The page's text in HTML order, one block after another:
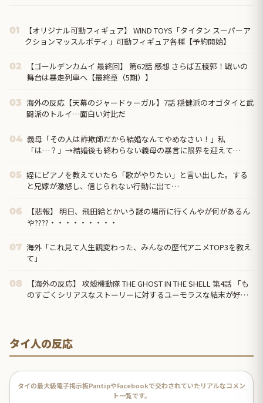
01
【オリジナル可動フィギュア】 WIND TOYS「タイタン スーパーア
クションマッスルボディ」可動フィギュア各種【予約開始】
02
【ゴールデンカムイ 最終回】 第62話 感想 さらば五稜郭！戦いの
舞台は暴走列車へ【最終章（5期）】
03 海外の反応【天幕のジャードゥーガル】7話 穏健派のオゴタイと武
闘派のトルイ…面白い対比だ
04 義母「その人は詐欺師だから結婚なんてやめなさい！」私
「は…？」→結婚後も終わらない義母の暴言に限界を迎えて…
05 姪にピアノを教えていたら「歌がやりたい」と言い出した。する
と兄嫁が激怒し、信じられない行動に出て…
06
【悲報】 明日、飛田給とかいう謎の場所に行くんやが何があるん
や????・・・・・・・・・
07 海外「これ見て人生観変わった、みんなの歴代アニメTOP3を教え
て」
08
【海外の反応】 攻殻機動隊 THE GHOST IN THE SHELL 第4話 「も
のすごくシリアスなストーリーに対するユーモラスな結末が好
タイ人の反応
タイの最大級電子掲示板PantipやFacebookで交わされていたリアルなコメン
ト一覧です。